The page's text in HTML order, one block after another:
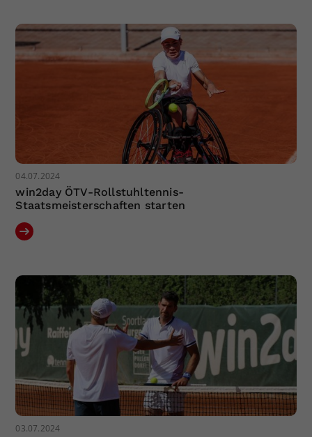
04.07.2024
win2day ÖTV-Rollstuhltennis-
Staatsmeisterschaften starten
03.07.2024